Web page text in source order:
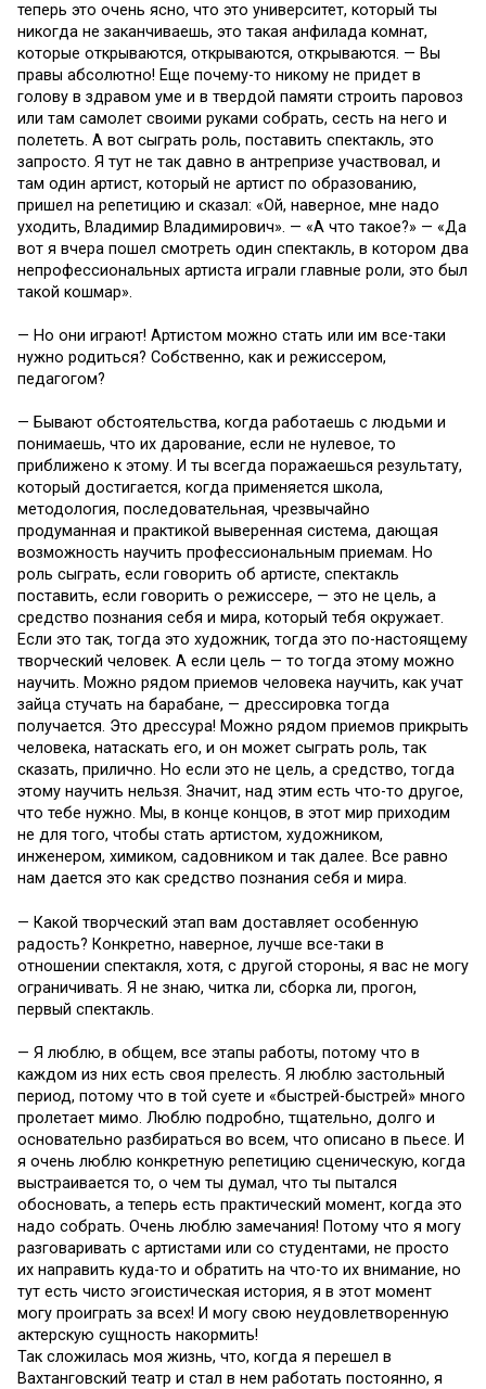
теперь это очень ясно, что это университет, который ты
никогда не заканчиваешь, это такая анфилада комнат,
которые открываются, открываются, открываются. — Вы
правы абсолютно! Еще почему-то никому не придет в
голову в здравом уме и в твердой памяти строить паровоз
или там самолет своими руками собрать, сесть на него и
полететь. А вот сыграть роль, поставить спектакль, это
запросто. Я тут не так давно в антрепризе участвовал, и
там один артист, который не артист по образованию,
пришел на репетицию и сказал: «Ой, наверное, мне надо
уходить, Владимир Владимирович». — «А что такое?» — «Да
вот я вчера пошел смотреть один спектакль, в котором два
непрофессиональных артиста играли главные роли, это был
такой кошмар».
— Но они играют! Артистом можно стать или им все-таки
нужно родиться? Собственно, как и режиссером,
педагогом?
— Бывают обстоятельства, когда работаешь с людьми и
понимаешь, что их дарование, если не нулевое, то
приближено к этому. И ты всегда поражаешься результату,
который достигается, когда применяется школа,
методология, последовательная, чрезвычайно
продуманная и практикой выверенная система, дающая
возможность научить профессиональным приемам. Но
роль сыграть, если говорить об артисте, спектакль
поставить, если говорить о режиссере, — это не цель, а
средство познания себя и мира, который тебя окружает.
Если это так, тогда это художник, тогда это по-настоящему
творческий человек. А если цель — то тогда этому можно
научить. Можно рядом приемов человека научить, как учат
зайца стучать на барабане, — дрессировка тогда
получается. Это дрессура! Можно рядом приемов прикрыть
человека, натаскать его, и он может сыграть роль, так
сказать, прилично. Но если это не цель, а средство, тогда
этому научить нельзя. Значит, над этим есть что-то другое,
что тебе нужно. Мы, в конце концов, в этот мир приходим
не для того, чтобы стать артистом, художником,
инженером, химиком, садовником и так далее. Все равно
нам дается это как средство познания себя и мира.
— Какой творческий этап вам доставляет особенную
радость? Конкретно, наверное, лучше все-таки в
отношении спектакля, хотя, с другой стороны, я вас не могу
ограничивать. Я не знаю, читка ли, сборка ли, прогон,
первый спектакль.
— Я люблю, в общем, все этапы работы, потому что в
каждом из них есть своя прелесть. Я люблю застольный
период, потому что в той суете и «быстрей-быстрей» много
пролетает мимо. Люблю подробно, тщательно, долго и
основательно разбираться во всем, что описано в пьесе. И
я очень люблю конкретную репетицию сценическую, когда
выстраивается то, о чем ты думал, что ты пытался
обосновать, а теперь есть практический момент, когда это
надо собрать. Очень люблю замечания! Потому что я могу
разговаривать с артистами или со студентами, не просто
их направить куда-то и обратить на что-то их внимание, но
тут есть чисто эгоистическая история, я в этот момент
могу проиграть за всех! И могу свою неудовлетворенную
актерскую сущность накормить!
Так сложилась моя жизнь, что, когда я перешел в
Вахтанговский театр и стал в нем работать постоянно, я